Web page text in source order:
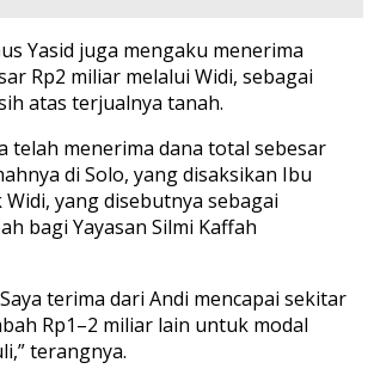
Yasid juga mengaku menerima
Rp2 miliar melalui Widi, sebagai
atas terjualnya tanah.
telah menerima dana total sebesar
di Solo, yang disaksikan Ibu
yang disebutnya sebagai
bagi Yayasan Silmi Kaffah
terima dari Andi mencapai sekitar
Rp1–2 miliar lain untuk modal
terangnya.